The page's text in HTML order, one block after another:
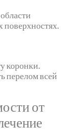
поверхностях.
коронки.
перелом всей
от